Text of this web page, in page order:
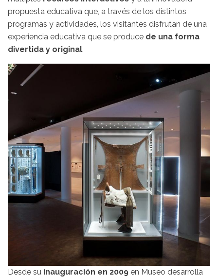
propuesta educativa que, a través de los distintos
programas y actividades, los visitantes disfrutan de una
experiencia educativa que se produce de una forma
divertida y original.
Desde su inauguración en 2009 en Museo desarrolla